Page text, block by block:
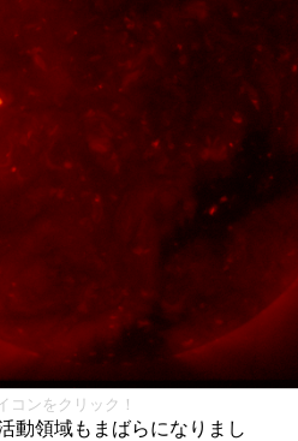
ンをクリック！
動領域もまばらになりまし